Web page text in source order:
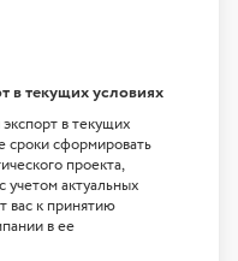
в текущих условиях
в текущих
сроки сформировать
проекта,
учетом актуальных
вас к принятию
в ее